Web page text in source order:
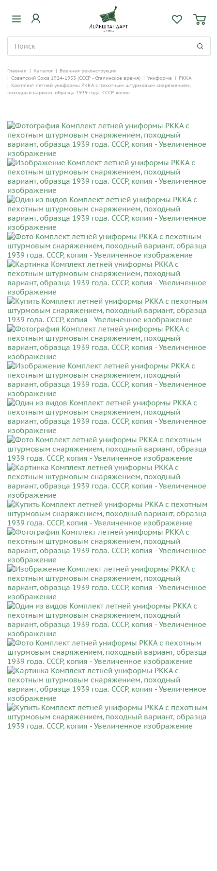
Главная | Каталог | Военная реконструкция
| Советский Союз 1924-1953 (СССР - Сталинское время) | Униформа | РККА
| Комплект летней униформы РККА c пехотным штурмовым снаряжением,
походный вариант, образца 1939 года. СССР, копия